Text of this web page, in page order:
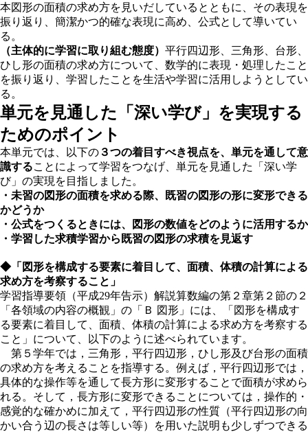
本図形の面積の求め方を見いだしているとともに、その表現を
振り返り、簡潔かつ的確な表現に高め、公式として導いてい
る。
（主体的に学習に取り組む態度） 平行四辺形、三角形、台形、
ひし形の面積の求め方について、数学的に表現・処理したこと
を振り返り、学習したことを生活や学習に活用しようとしてい
る。
単元を見通した「深い学び」を実現する
ためのポイント
本単元では、以下の ３つの着目すべき視点を、単元を通して意
識することによって学習をつなげ、単元を見通した「深い学
び」の実現を目指しました。
・未習の図形の面積を求める際、既習の図形の形に変形できる
かどうか
・公式をつくるときには、図形の数値をどのように活用するか
・学習した求積学習から既習の図形の求積を見返す
◆「図形を構成する要素に着目して、面積、体積の計算による
求め方を考察すること」
学習指導要領（平成29年告示）解説算数編の第２章第２節の２
「各領域の内容の概観」の「Ｂ 図形」には、「図形を構成す
る要素に着目して、面積、体積の計算による求め方を考察する
こと」について、以下のように述べられています。
第５学年では，三角形，平行四辺形，ひし形及び台形の面積
の求め方を考えることを指導する。例えば，平行四辺形では，
具体的な操作等を通して長方形に変形することで面積が求めら
れる。そして，長方形に変形できることについては，操作的・
感覚的な確かめに加えて，平行四辺形の性質（平行四辺形の向
かい合う辺の長さは等しい等）を用いた説明も少しずつできる